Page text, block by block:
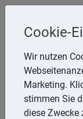
Dipl.-
Lena-Christ-
Telefon: 841
E-Mail:
Cookie-
Wir nutzen
Marketing.
stimmen Sie
diese Zwecke